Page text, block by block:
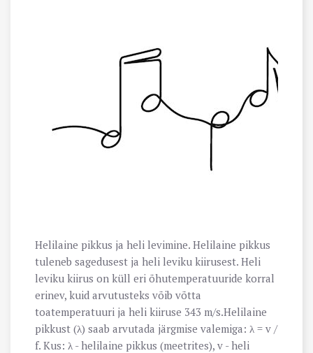
Helilaine pikkus ja heli levimine. Helilaine pikkus
tuleneb sagedusest ja heli leviku kiirusest. Heli
leviku kiirus on küll eri õhutemperatuuride korral
erinev, kuid arvutusteks võib võtta
toatemperatuuri ja heli kiiruse 343 m/s.Helilaine
pikkust (λ) saab arvutada järgmise valemiga: λ = v /
f. Kus: λ - helilaine pikkus (meetrites), v - heli